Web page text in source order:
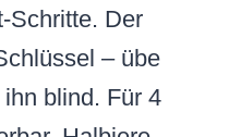
Schritte. Der
– übe
blind. Für 4